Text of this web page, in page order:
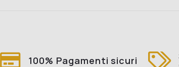
100% Pagamenti sicuri